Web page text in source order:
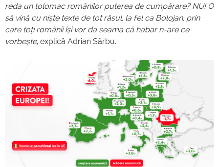
reda un tolomac românilor puterea de cumpărare? NU! O
să vină cu niște texte de tot râsul, la fel ca Bolojan, prin
care toți românii își vor da seama că habar n-are ce
vorbește, explică Adrian Sârbu.